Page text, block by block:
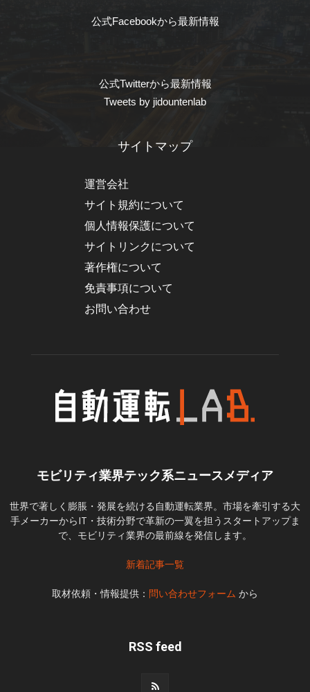
公式Facebookから最新情報
公式Twitterから最新情報
Tweets by jidountenlab
サイトマップ
運営会社
サイト規約について
個人情報保護について
サイトリンクについて
著作権について
免責事項について
お問い合わせ
モビリティ業界テック系ニュースメディア
世界で著しく膨脹・発展を続ける自動運転業界。市場を牽引する大
手メーカーからIT・技術分野で革新の一翼を担うスタートアップま
で、モビリティ業界の最前線を発信します。
新着記事一覧
取材依頼・情報提供： 問い合わせフォーム から
RSS feed